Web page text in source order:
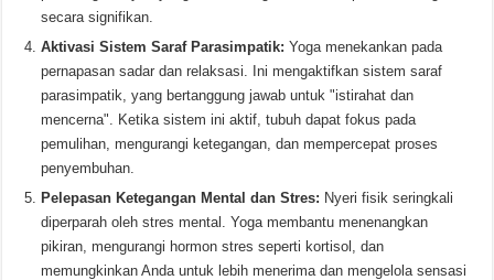
secara signifikan.
Aktivasi Sistem Saraf Parasimpatik: Yoga menekankan pada
pernapasan sadar dan relaksasi. Ini mengaktifkan sistem saraf
parasimpatik, yang bertanggung jawab untuk "istirahat dan
mencerna". Ketika sistem ini aktif, tubuh dapat fokus pada
pemulihan, mengurangi ketegangan, dan mempercepat proses
penyembuhan.
Pelepasan Ketegangan Mental dan Stres: Nyeri fisik seringkali
diperparah oleh stres mental. Yoga membantu menenangkan
pikiran, mengurangi hormon stres seperti kortisol, dan
memungkinkan Anda untuk lebih menerima dan mengelola sensasi